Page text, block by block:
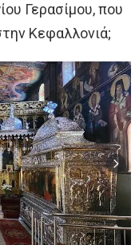
Γερασίμου, που
Κεφαλλονιά;